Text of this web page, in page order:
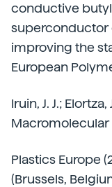
conductive
superconductor
improving the
European
Iruin, J. J.;
Macromolecular
Plastics Europe
(Brussels,